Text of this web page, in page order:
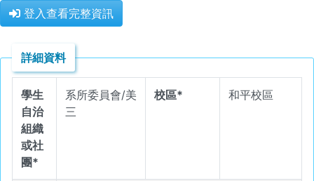
登入查看完整資訊
詳細資料
學生
自治
組織
或社
團*
系所委員會/美
三
校區* 和平校區